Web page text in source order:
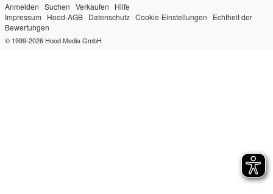
Anmelden Suchen Verkaufen
Hilfe
Impressum
Hood-AGB Datenschutz Cookie-Einstellungen
Echtheit der
Bewertungen
© 1999-2026 Hood Media GmbH